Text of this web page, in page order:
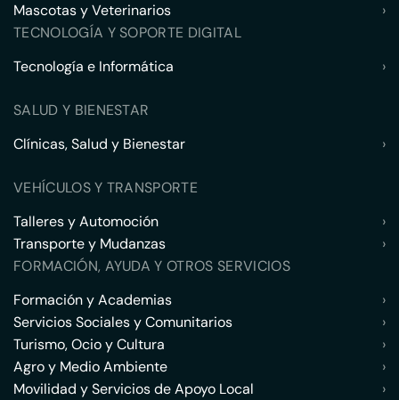
Mascotas y Veterinarios
›
TECNOLOGÍA Y SOPORTE DIGITAL
Tecnología e Informática
›
SALUD Y BIENESTAR
Clínicas, Salud y Bienestar
›
VEHÍCULOS Y TRANSPORTE
Talleres y Automoción
›
Transporte y Mudanzas
›
FORMACIÓN, AYUDA Y OTROS SERVICIOS
Formación y Academias
›
Servicios Sociales y Comunitarios
›
Turismo, Ocio y Cultura
›
Agro y Medio Ambiente
›
Movilidad y Servicios de Apoyo Local
›